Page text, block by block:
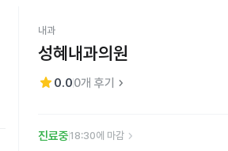
내과
성혜내과의원
star 0.00개 후기 keyboard_arrow_right
진료중 18:30에 마감 keyboard_arrow_right